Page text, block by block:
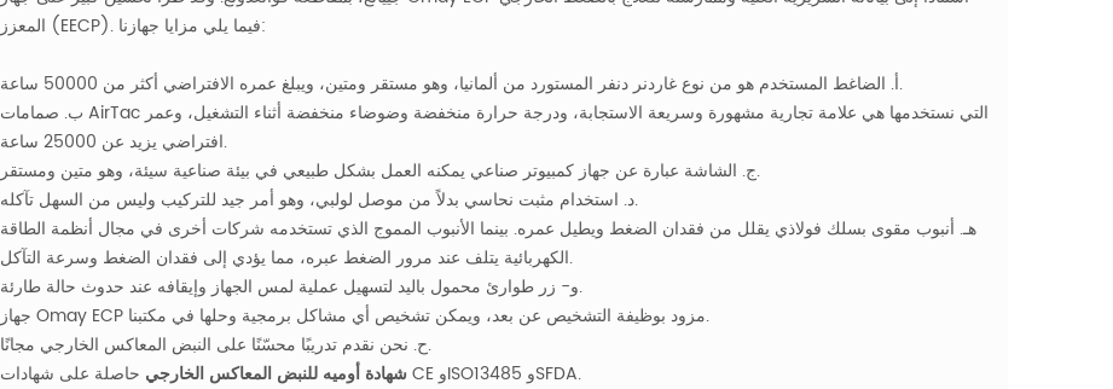
المعزز (EECP). فيما يلي مزايا جهازنا:
أ. الضاغط المستخدم هو من نوع غاردنر دنفر المستورد من ألمانيا، وهو مستقر ومتين، ويبلغ عمره الافتراضي أكثر من 50000 ساعة.
ب. صمامات AirTac التي نستخدمها هي علامة تجارية مشهورة وسريعة الاستجابة، ودرجة حرارة منخفضة وضوضاء منخفضة أثناء التشغيل، وعمر
افتراضي يزيد عن 25000 ساعة.
ج. الشاشة عبارة عن جهاز كمبيوتر صناعي يمكنه العمل بشكل طبيعي في بيئة صناعية سيئة، وهو متين ومستقر.
د. استخدام مثبت نحاسي بدلاً من موصل لولبي، وهو أمر جيد للتركيب وليس من السهل تآكله.
هـ. أنبوب مقوى بسلك فولاذي يقلل من فقدان الضغط ويطيل عمره. بينما الأنبوب المموج الذي تستخدمه شركات أخرى في مجال أنظمة الطاقة
الكهربائية يتلف عند مرور الضغط عبره، مما يؤدي إلى فقدان الضغط وسرعة التآكل.
و- زر طوارئ محمول باليد لتسهيل عملية لمس الجهاز وإيقافه عند حدوث حالة طارئة.
جهاز Omay ECP مزود بوظيفة التشخيص عن بعد، ويمكن تشخيص أي مشاكل برمجية وحلها في مكتبنا.
ح. نحن نقدم تدريبًا محسّنًا على النبض المعاكس الخارجي مجانًا.
شهادة أوميه للنبض المعاكس الخارجي
حاصلة على شهادات CE وISO13485 وSFDA.